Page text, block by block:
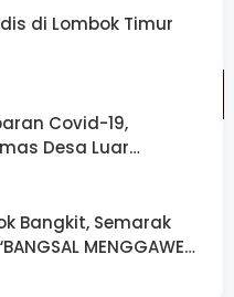
di Lombok Timur
Covid-19,
Desa Luar
Posyandu
Bangkit, Semarak
MENGGAWE”
Para Seniman Di